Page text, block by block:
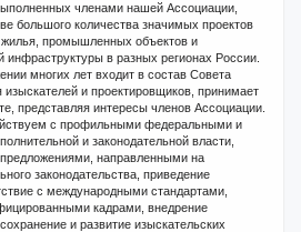
членами нашей Ассоциации,
большого количества значимых проектов
промышленных объектов и
инфраструктуры в разных регионах России.
многих лет входит в состав Совета
и проектировщиков, принимает
представляя интересы членов Ассоциации.
с профильными федеральными и
и законодательной власти,
направленными на
законодательства, приведение
с международными стандартами,
кадрами, внедрение
и развитие изыскательских